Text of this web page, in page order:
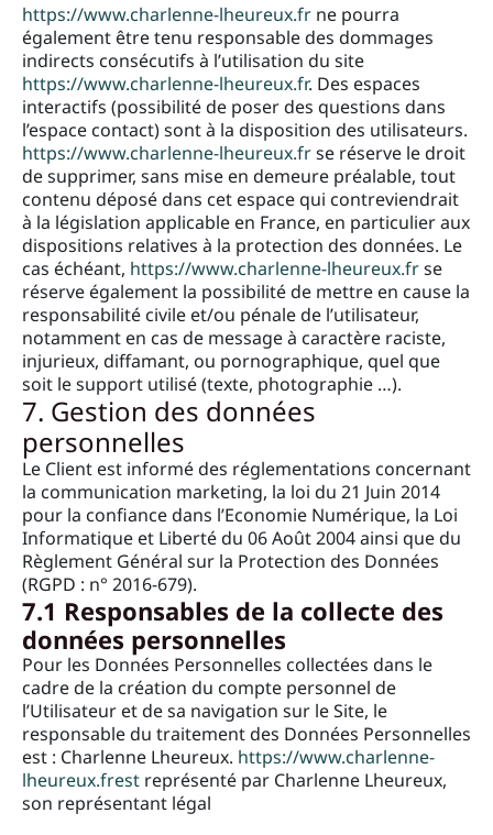
https://www.charlenne-lheureux.fr ne pourra
également être tenu responsable des dommages
indirects consécutifs à l’utilisation du site
https://www.charlenne-lheureux.fr. Des espaces
interactifs (possibilité de poser des questions dans
l’espace contact) sont à la disposition des utilisateurs.
https://www.charlenne-lheureux.frse réserve le droit
de supprimer, sans mise en demeure préalable, tout
contenu déposé dans cet espace qui contreviendrait
à la législation applicable en France, en particulier aux
dispositions relatives à la protection des données. Le
cas échéant, https://www.charlenne-lheureux.frse
réserve également la possibilité de mettre en cause la
responsabilité civile et/ou pénale de l’utilisateur,
notamment en cas de message à caractère raciste,
injurieux, diffamant, ou pornographique, quel que
soit le support utilisé (texte, photographie …).
7. Gestion des données
personnelles
Le Client est informé des réglementations concernant
la communication marketing, la loi du 21 Juin 2014
pour la confiance dans l’Economie Numérique, la Loi
Informatique et Liberté du 06 Août 2004 ainsi que du
Règlement Général sur la Protection des Données
(RGPD : n° 2016-679).
7.1 Responsables de la collecte des
données personnelles
Pour les Données Personnelles collectées dans le
cadre de la création du compte personnel de
l’Utilisateur et de sa navigation sur le Site, le
responsable du traitement des Données Personnelles
est : Charlenne Lheureux. https://www.charlenne-
lheureux.frest représenté par Charlenne Lheureux,
son représentant légal